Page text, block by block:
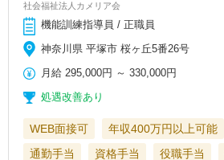
社会福祉法人カメリア会
機能訓練指導員 / 正職員
神奈川県 平塚市 桜ヶ丘5番26号
月給 295,000円 ～330,000円
処遇改善あり
WEB面接可 年収400万円以上可能
通勤手当
資格手当 役職手当